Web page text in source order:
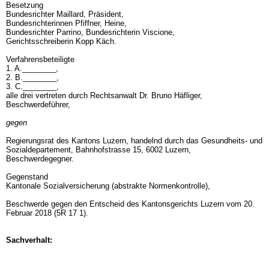
Besetzung
Bundesrichter Maillard, Präsident,
Bundesrichterinnen Pfiffner, Heine,
Bundesrichter Parrino, Bundesrichterin Viscione,
Gerichtsschreiberin Kopp Käch.
Verfahrensbeteiligte
1. A.________,
2. B.________,
3. C.________,
alle drei vertreten durch Rechtsanwalt Dr. Bruno Häfliger,
Beschwerdeführer,
gegen
Regierungsrat des Kantons Luzern, handelnd durch das Gesundheits- und
Sozialdepartement, Bahnhofstrasse 15, 6002 Luzern,
Beschwerdegegner.
Gegenstand
Kantonale Sozialversicherung (abstrakte Normenkontrolle),
Beschwerde gegen den Entscheid des Kantonsgerichts Luzern vom 20.
Februar 2018 (5R 17 1).
Sachverhalt: